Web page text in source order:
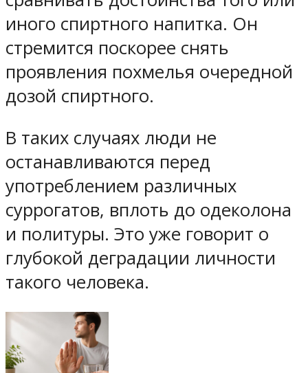
иного спиртного напитка. Он
стремится поскорее снять
проявления похмелья очередной
дозой спиртного.
В таких случаях люди не
останавливаются перед
употреблением различных
суррогатов, вплоть до одеколона
и политуры. Это уже говорит о
глубокой деградации личности
такого человека.